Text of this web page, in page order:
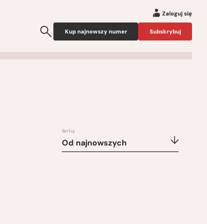
Zaloguj się
Kup najnowszy numer Subskrybuj
Sortuj
Od najnowszych